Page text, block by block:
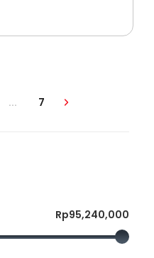
... 7
Rp95,240,000